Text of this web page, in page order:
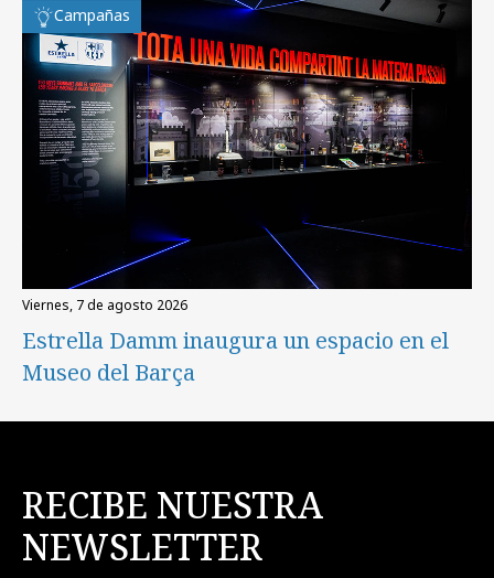
Campañas
viernes, 7 de agosto 2026
Estrella Damm inaugura un espacio en el
Museo del Barça
RECIBE NUESTRA
NEWSLETTER